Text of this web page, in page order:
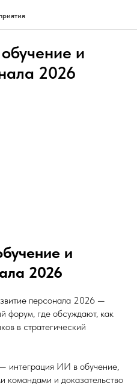
и
2026
и
2026
персонала 2026 —
форум, где обсуждают, как
в стратегический
интеграция ИИ в обучение,
командами и доказательство